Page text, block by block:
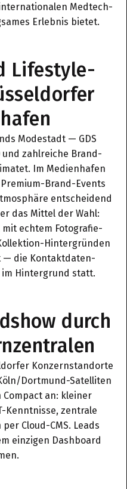
Medtech-
Erlebnis bietet.
Lifestyle-
Modestadt — GDS
und zahlreiche Brand-
Im Medienhafen
Brand-Events
entscheidend
das Mittel der Wahl:
echtem Fotografie-
Hintergründen
— die Kontaktdaten-
Hintergrund statt.
durch
Konzernstandorte
Dortmund-Satelliten
Compact an: kleiner
Kenntnisse, zentrale
Cloud-CMS. Leads
einzigen Dashboard